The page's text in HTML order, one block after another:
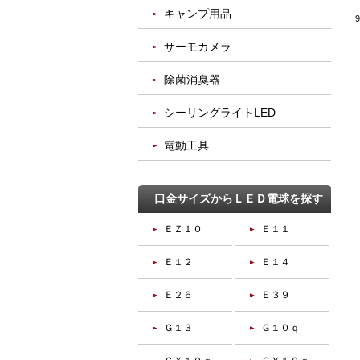
キャンプ用品
サーモカメラ
除菌消臭器
シーリングライトLED
電動工具
口金サイズからＬＥＤ電球を探す
ＥＺ１０ Ｅ１１
Ｅ１２ Ｅ１４
Ｅ２６ Ｅ３９
Ｇ１３ Ｇ１０ｑ